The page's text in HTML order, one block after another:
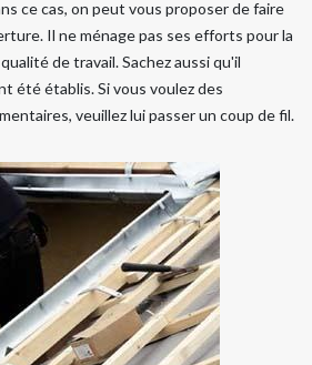
ce cas, on peut vous proposer de faire
Il ne ménage pas ses efforts pour la
de travail. Sachez aussi qu'il
été établis. Si vous voulez des
veuillez lui passer un coup de fil.